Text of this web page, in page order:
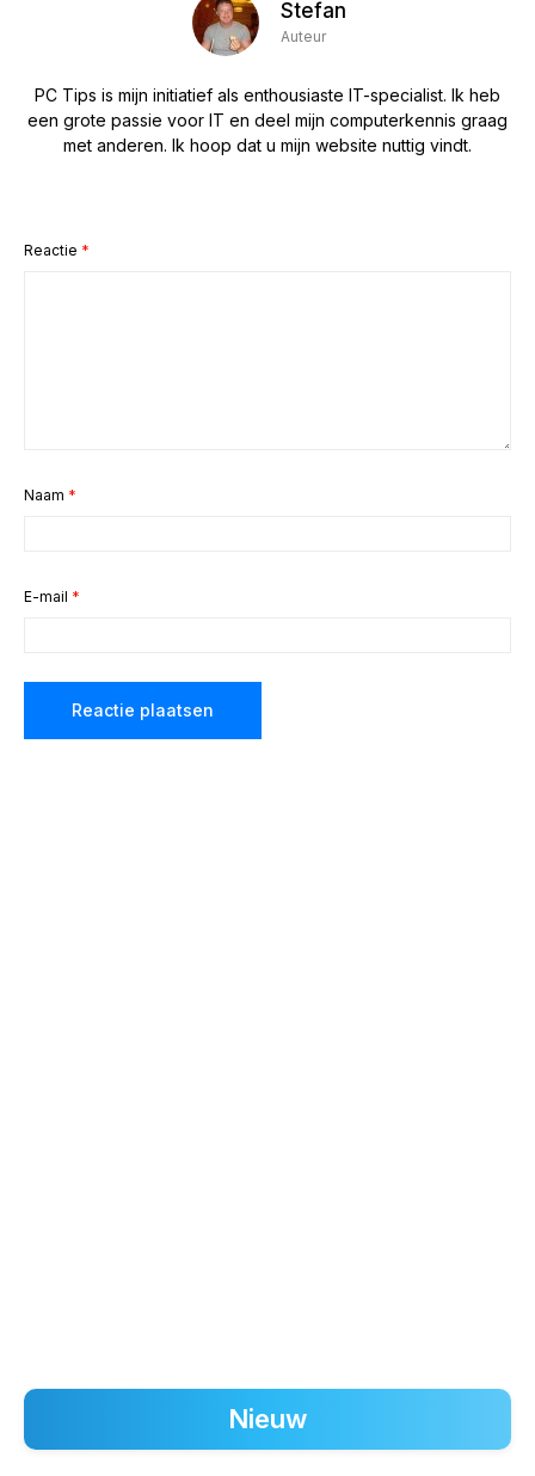
Stefan
Auteur
PC Tips is mijn initiatief als enthousiaste IT-specialist. Ik heb
een grote passie voor IT en deel mijn computerkennis graag
met anderen. Ik hoop dat u mijn website nuttig vindt.
Reactie *
Naam *
E-mail *
Nieuw